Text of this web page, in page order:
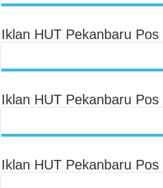
Iklan HUT Pekanbaru Pos
Iklan HUT Pekanbaru Pos
Iklan HUT Pekanbaru Pos